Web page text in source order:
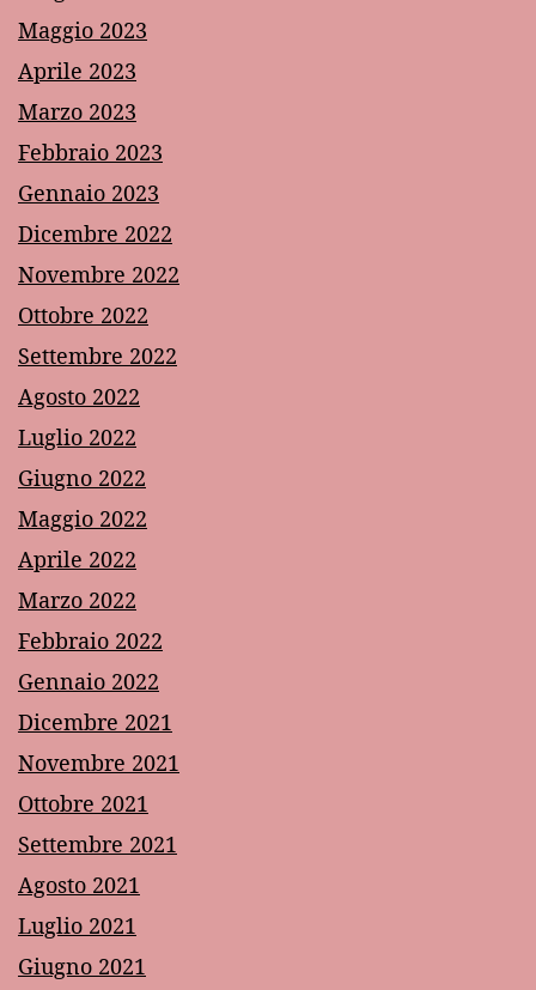
Maggio 2023
Aprile 2023
Marzo 2023
Febbraio 2023
Gennaio 2023
Dicembre 2022
Novembre 2022
Ottobre 2022
Settembre 2022
Agosto 2022
Luglio 2022
Giugno 2022
Maggio 2022
Aprile 2022
Marzo 2022
Febbraio 2022
Gennaio 2022
Dicembre 2021
Novembre 2021
Ottobre 2021
Settembre 2021
Agosto 2021
Luglio 2021
Giugno 2021